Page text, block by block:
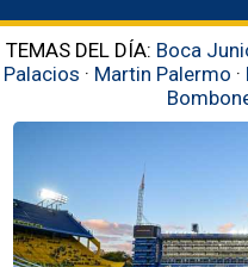
TEMAS DEL DÍA: Boca
Palacios · Martin Palermo ·